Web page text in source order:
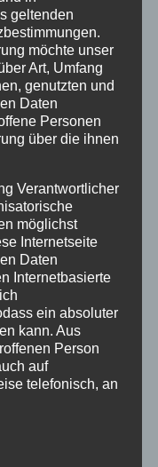
schönen 01.
zum
und Nutzung
geltenden
möchte unser
Art, Umfang
genutzten und
Daten
Personen
über die ihnen
Verantwortlicher
möglichst
Internetseite
Daten
Internetbasierte
ein absoluter
kann. Aus
Person
auf
telefonisch, an